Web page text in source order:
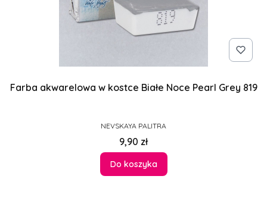
Farba akwarelowa w kostce Białe Noce Pearl Grey 819
PRODUCENT
NEVSKAYA PALITRA
Cena
9,90 zł
Do koszyka